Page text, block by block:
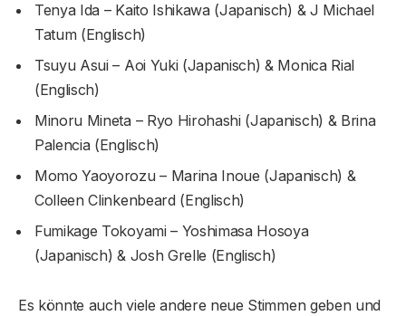
Tenya Ida – Kaito Ishikawa (Japanisch) & J Michael
Tatum (Englisch)
Tsuyu Asui – Aoi Yuki (Japanisch) & Monica Rial
(Englisch)
Minoru Mineta – Ryo Hirohashi (Japanisch) & Brina
Palencia (Englisch)
Momo Yaoyorozu – Marina Inoue (Japanisch) &
Colleen Clinkenbeard (Englisch)
Fumikage Tokoyami – Yoshimasa Hosoya
(Japanisch) & Josh Grelle (Englisch)
Es könnte auch viele andere neue Stimmen geben und